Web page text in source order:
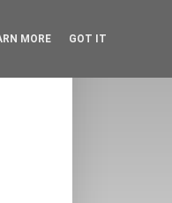
MORE GOT IT